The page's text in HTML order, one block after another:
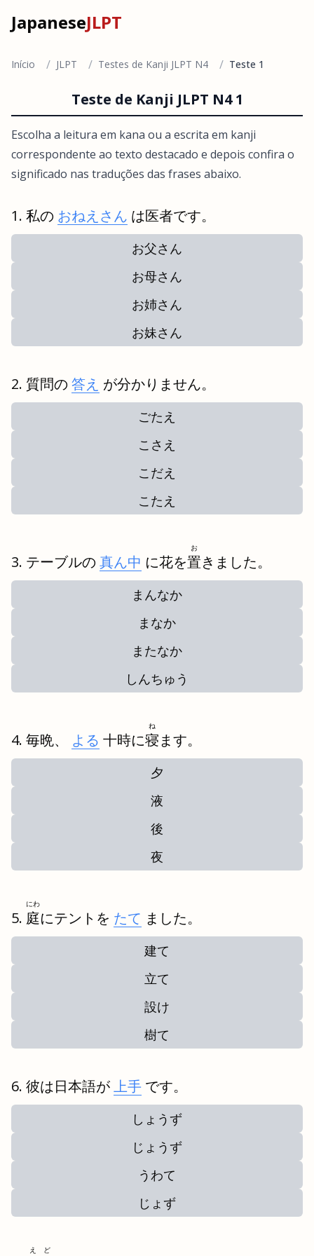
JapaneseJLPT
Início / JLPT / Testes de Kanji JLPT N4 / Teste 1
Teste de Kanji JLPT N4 1
Escolha a leitura em kana ou a escrita em kanji
correspondente ao texto destacado e depois confira o
significado nas traduções das frases abaixo.
私の おねえさん は医者です。
お父さん
お母さん
お姉さん
お妹さん
質問の 答え が分かりません。
ごたえ
こさえ
こだえ
こたえ
テーブルの 真ん中 に花を置
お
きました。
まんなか
まなか
またなか
しんちゅう
毎晩、 よる 十時に寝
ね
ます。
夕
液
後
夜
庭
にわ
にテントを たて ました。
建て
立て
設け
樹て
彼は日本語が上手 です。
しょうず
じょうず
うわて
じょず
えど